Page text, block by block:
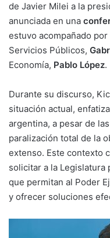
de Javier Milei a la
anunciada en una
estuvo acompañado
Servicios Públicos,
Economía, Pablo López.
Durante su discurso,
situación actual,
argentina, a pesar de
paralización total de la
extenso. Este contexto
solicitar a la Legislatura
que permitan al Poder
y ofrecer soluciones